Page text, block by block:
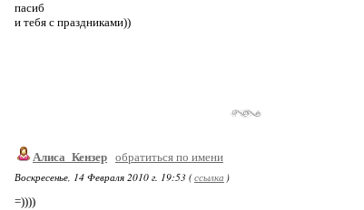
пасиб
и тебя с праздниками))
Алиса_Кензер обратиться по имени
Воскресенье, 14 Февраля 2010 г. 19:53 (ссылка )
=))))